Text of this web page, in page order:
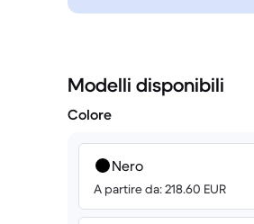
Modelli disponibili
Colore
Nero
A partire da: 218.60 EUR